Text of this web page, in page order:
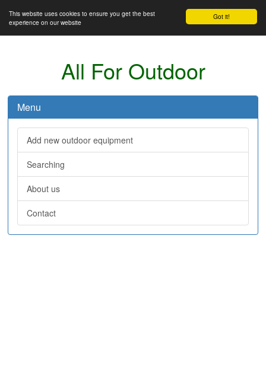
Got it!
This website uses cookies to ensure you get the best
experience on our website
All For Outdoor
Menu
Add new outdoor equipment
Searching
About us
Contact